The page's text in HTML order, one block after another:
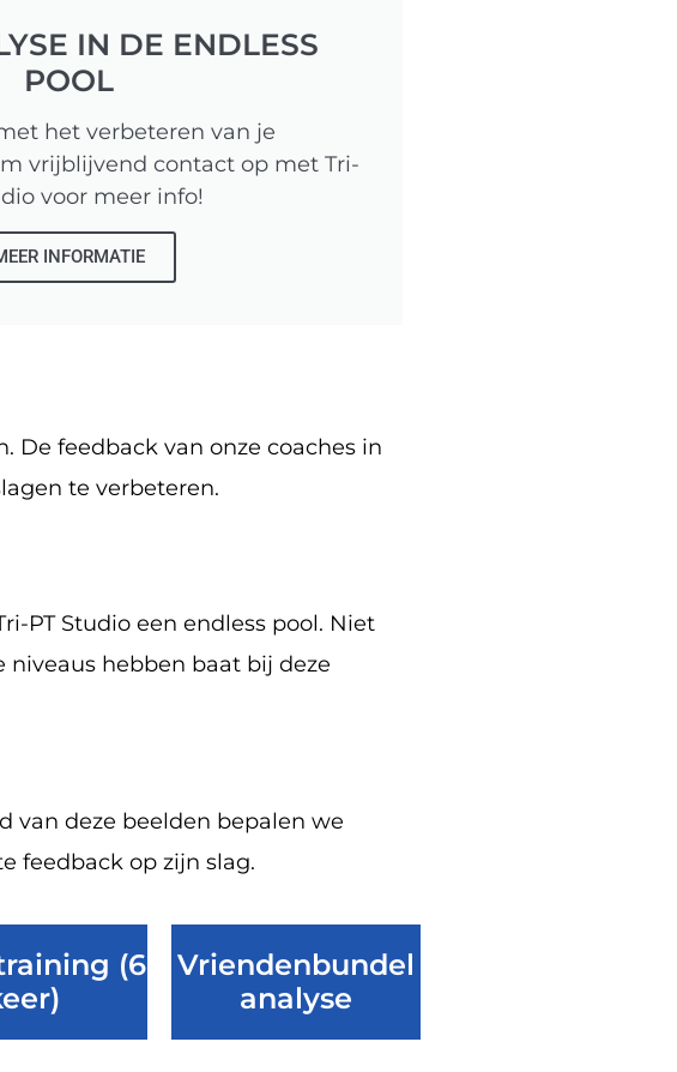
IN DE ENDLESS
POOL
het verbeteren van je
vrijblijvend contact op met Tri-
voor meer info!
INFORMATIE
De feedback van onze coaches in
te verbeteren.
PT Studio een endless pool. Niet
hebben baat bij deze
van deze beelden bepalen we
feedback op zijn slag.
(6
Vriendenbundel
analyse